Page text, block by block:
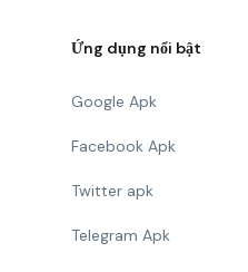
Ứng dụng nổi bật
Google Apk
Facebook Apk
Twitter apk
Telegram Apk